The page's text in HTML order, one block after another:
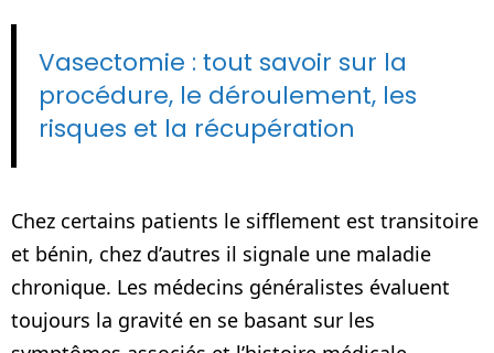
Vasectomie : tout savoir sur la
procédure, le déroulement, les
risques et la récupération
Chez certains patients le sifflement est transitoire
et bénin, chez d’autres il signale une maladie
chronique. Les médecins généralistes évaluent
toujours la gravité en se basant sur les